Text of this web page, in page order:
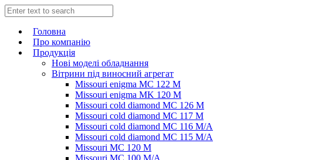
Головна
Про компанію
Продукція
Нові моделі обладнання
Вітрини під виносний агрегат
Missouri enigma MC 122 M
Missouri enigma MK 120 M
Missouri cold diamond MC 126 M
Missouri cold diamond MC 117 M
Missouri cold diamond MC 116 M/A
Missouri cold diamond MC 115 M/A
Missouri MC 120 M
Missouri MC 100 M/A